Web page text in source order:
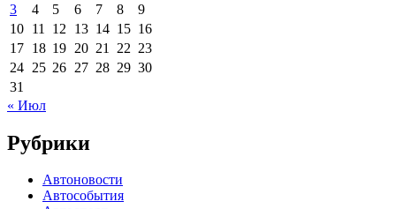
3
4 5 6 7 8
9
10 11 12 13 14 15 16
17 18 19 20 21 22 23
24 25 26 27 28 29 30
31
« Июл
Рубрики
Автоновости
Автособытия